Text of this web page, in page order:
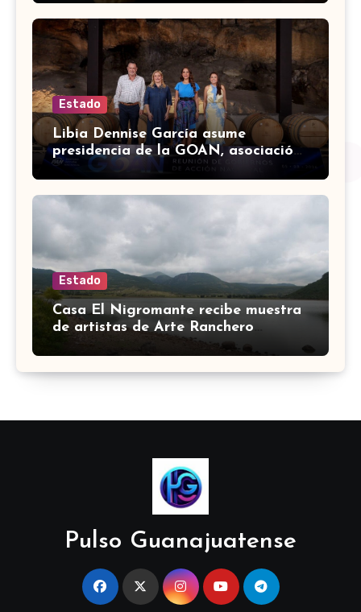
Estado
Libia Dennise García asume
presidencia de la GOAN, asociación
de gobernadores de Acción
Nacional
Estado
Casa El Nigromante recibe muestra
de artistas de Arte Ranchero
Pulso Guanajuatense